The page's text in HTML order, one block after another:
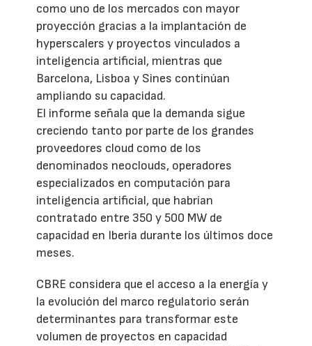
como uno de los mercados con mayor
proyección gracias a la implantación de
hyperscalers y proyectos vinculados a
inteligencia artificial, mientras que
Barcelona, Lisboa y Sines continúan
ampliando su capacidad.
El informe señala que la demanda sigue
creciendo tanto por parte de los grandes
proveedores cloud como de los
denominados neoclouds, operadores
especializados en computación para
inteligencia artificial, que habrían
contratado entre 350 y 500 MW de
capacidad en Iberia durante los últimos doce
meses.
CBRE considera que el acceso a la energía y
la evolución del marco regulatorio serán
determinantes para transformar este
volumen de proyectos en capacidad